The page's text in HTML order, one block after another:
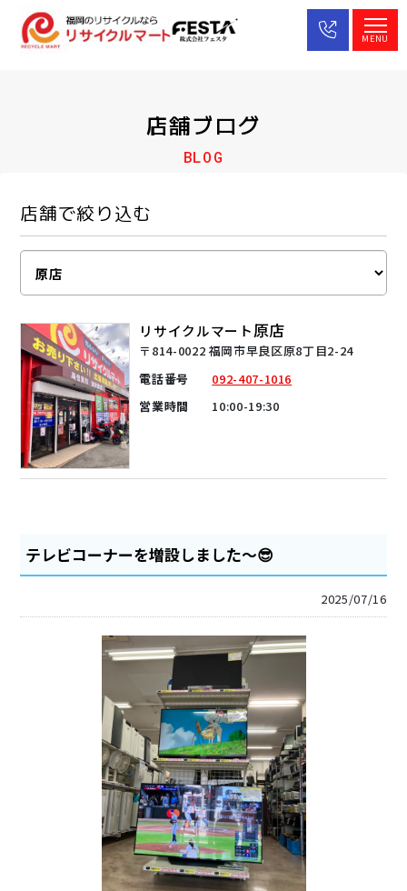
店舗ブログ
BLOG
店舗で絞り込む
リサイクルマート原店
〒814-0022 福岡市早良区原8丁目2-24
電話番号
092-407-1016
営業時間
10:00-19:30
テレビコーナーを増設しました～😎
2025/07/16
MENU